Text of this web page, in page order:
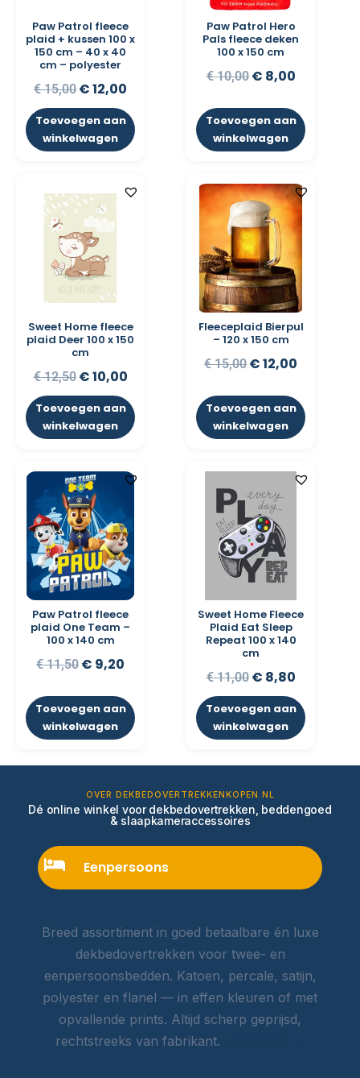
Paw Patrol fleece
plaid + kussen 100 x
150 cm – 40 x 40
cm – polyester
€15,00 €12,00
Toevoegen aan
winkelwagen
Paw Patrol Hero
Pals fleece deken
100 x 150 cm
€10,00 € 8,00
Toevoegen aan
winkelwagen
Sweet Home fleece
plaid Deer 100 x 150
cm
€12,50 €10,00
Toevoegen aan
winkelwagen
Fleeceplaid Bierpul
– 120 x 150 cm
€15,00 €12,00
Toevoegen aan
winkelwagen
Paw Patrol fleece
plaid One Team –
100 x 140 cm
€11,50 € 9,20
Toevoegen aan
winkelwagen
Sweet Home Fleece
Plaid Eat Sleep
Repeat 100 x 140
cm
€11,00 € 8,80
Toevoegen aan
winkelwagen
OVER DEKBEDOVERTREKKENKOPEN.NL
Dé online winkel voor dekbedovertrekken, beddengoed
& slaapkameraccessoires
Eenpersoons
Breed assortiment in goed betaalbare én luxe
dekbedovertrekken voor twee- en
eenpersoonsbedden. Katoen, percale, satijn,
polyester en flanel — in effen kleuren of met
opvallende prints. Altijd scherp geprijsd,
rechtstreeks van fabrikant.